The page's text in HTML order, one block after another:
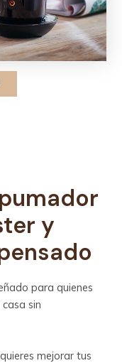
y
para quienes
casa sin
mejorar tus